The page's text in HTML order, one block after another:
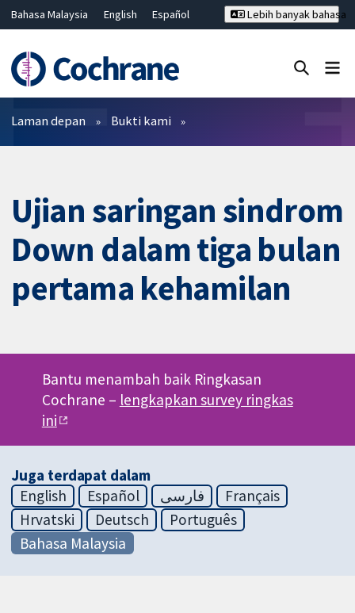
Bahasa Malaysia English
Español
Hrvatski
Deutsch ไทย
繁體中文
简体中文
Lebih banyak bahasa
Penapis
Laman depan Bukti kami
Ujian saringan sindrom
Down dalam tiga bulan
pertama kehamilan
Bantu menambah baik Ringkasan
Cochrane – lengkapkan survey ringkas
ini
Juga terdapat dalam
English
Español فارسی
Français
Hrvatski
Deutsch
Português
Bahasa Malaysia